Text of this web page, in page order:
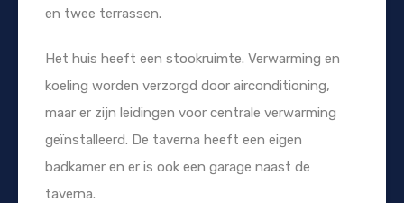
en twee terrassen.
Het huis heeft een stookruimte. Verwarming en
koeling worden verzorgd door airconditioning,
maar er zijn leidingen voor centrale verwarming
geïnstalleerd. De taverna heeft een eigen
badkamer en er is ook een garage naast de
taverna.